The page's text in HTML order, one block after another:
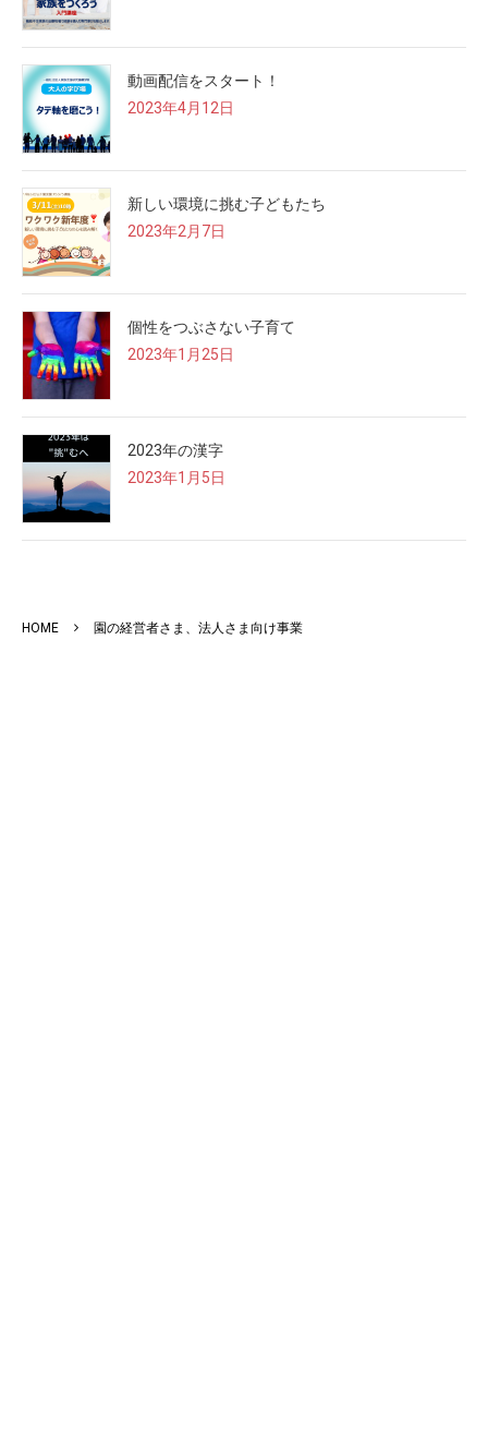
動画配信をスタート！
2023年4月12日
新しい環境に挑む子どもたち
2023年2月7日
個性をつぶさない子育て
2023年1月25日
2023年の漢字
2023年1月5日
HOME 園の経営者さま、法人さま向け事業